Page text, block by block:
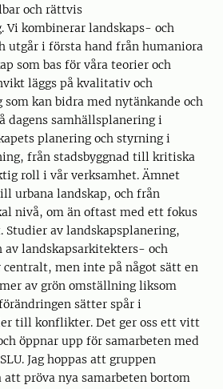
och rättvis
Vi kombinerar landskaps- och
utgår i första hand från humaniora
som bas för våra teorier och
läggs på kvalitativ och
kan bidra med nytänkande och
dagens samhällsplanering i
planering och styrning i
från stadsbyggnad till kritiska
roll i vår verksamhet. Ämnet
urbana landskap, och från
nivå, om än oftast med ett fokus
Studier av landskapsplanering,
av landskapsarkitekters- och
men inte på något sätt en
av grön omställning liksom
sätter spår i
till konflikter. Det ger oss ett vitt
öppnar upp för samarbeten med
Jag hoppas att gruppen
pröva nya samarbeten bortom